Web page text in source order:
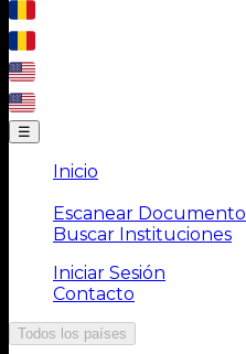
☰
Inicio
Escanear Documento
Buscar Instituciones
Iniciar Sesión
Contacto
Todos los países